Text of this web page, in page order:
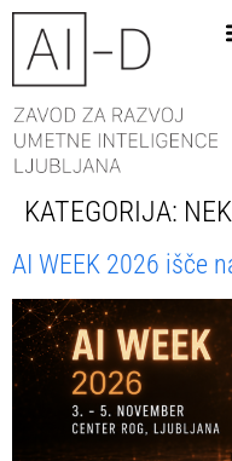
KATEGORIJA:
AI WEEK 2026 išče